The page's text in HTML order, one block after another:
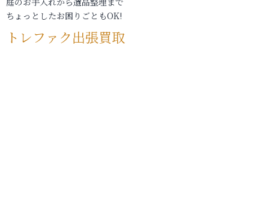
ちょっとしたお困りごともOK!
トレファク出張買取